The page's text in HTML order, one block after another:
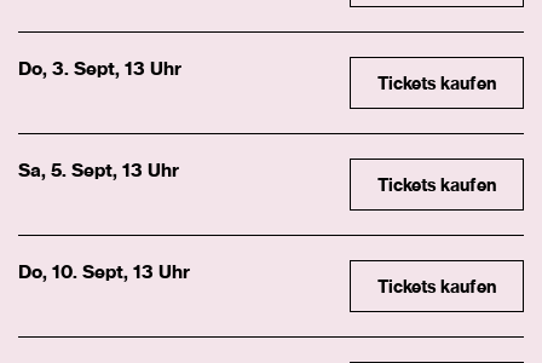
Do, 3. Sept, 13 Uhr
Tickets kaufen
Sa, 5. Sept, 13 Uhr
Tickets kaufen
Do, 10. Sept, 13 Uhr
Tickets kaufen